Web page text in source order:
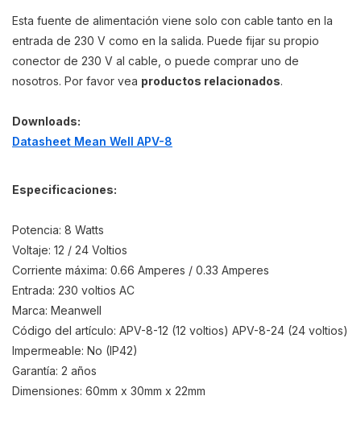
Esta fuente de alimentación viene solo con cable tanto en la
entrada de 230 V como en la salida. Puede fijar su propio
conector de 230 V al cable, o puede comprar uno de
nosotros. Por favor vea productos relacionados.
Downloads:
Datasheet Mean Well APV-8
Especificaciones:
Potencia: 8 Watts
Voltaje: 12 / 24 Voltios
Corriente máxima: 0.66 Amperes / 0.33 Amperes
Entrada: 230 voltios AC
Marca: Meanwell
Código del artículo: APV-8-12 (12 voltios) APV-8-24 (24 voltios)
Impermeable: No (IP42)
Garantía: 2 años
Dimensiones: 60mm x 30mm x 22mm